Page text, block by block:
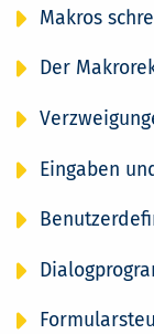
Makros
Der
Eingaben